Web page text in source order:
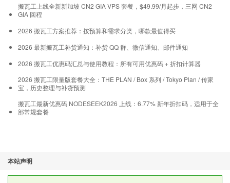
搬瓦工上线全新新加坡 CN2 GIA VPS 套餐，$49.99/月起步，三网 CN2
GIA 回程
2026 搬瓦工方案推荐：按预算和需求分类，哪款最值得买
2026 最新搬瓦工补货通知：补货 QQ 群、微信通知、邮件通知
2026 搬瓦工优惠码汇总与使用教程：所有可用优惠码 + 折扣计算器
2026 搬瓦工限量版套餐大全：THE PLAN / Box 系列 / Tokyo Plan / 传家
宝，历史整理与补货预测
搬瓦工最新优惠码 NODESEEK2026 上线：6.77% 新年折扣码，适用于全
部常规套餐
本站声明